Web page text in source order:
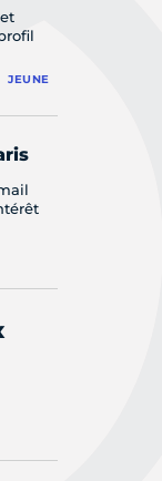
JEUNE